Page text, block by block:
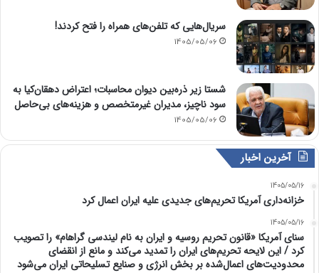
سریال‌هایی که تلفن‌های همراه را فتح کردند!
1405/05/06
شستا زیر ذره‌بین دیوان محاسبات؛ اعتراض دهقان‌کیا به
سود ناچیز، مدیران غیرمتخصص و هزینه‌های بی‌حاصل
1405/05/06
آخرین اخبار
1405/05/16
خزانه‌داری آمریکا تحریم‌های جدیدی علیه ایران اعمال کرد
1405/05/16
سنای آمریکا «قانون تحریم روسیه و ایران به نام لیندسی گراهام» را تصویب
کرد / این لایحه تحریم‌های ایران را تمدید می‌کند و مانع از انقضای
محدودیت‌های اعمال‌شده بر بخش انرژی و صنایع تسلیحاتی ایران می‌شود